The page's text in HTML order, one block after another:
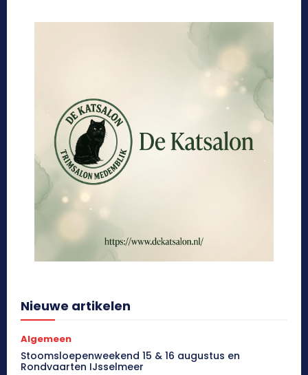
Nieuwe artikelen
Algemeen
Stoomsloepenweekend 15 & 16 augustus en
Rondvaarten IJsselmeer